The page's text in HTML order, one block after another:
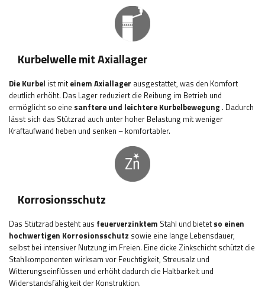
Kurbelwelle mit Axiallager
Die Kurbel ist miteinem Axiallager ausgestattet, was den Komfort
deutlich erhöht. Das Lager reduziert die Reibung im Betrieb und
ermöglicht so eine sanftere und leichtere Kurbelbewegung . Dadurch
lässt sich das Stützrad auch unter hoher Belastung mit weniger
Kraftaufwand heben und senken – komfortabler.
Korrosionsschutz
Das Stützrad besteht aus feuerverzinktem Stahl und bietetso einen
hochwertigen Korrosionsschutz sowie eine lange Lebensdauer,
selbst bei intensiver Nutzung im Freien. Eine dicke Zinkschicht schützt die
Stahlkomponenten wirksam vor Feuchtigkeit, Streusalz und
Witterungseinflüssen und erhöht dadurch die Haltbarkeit und
Widerstandsfähigkeit der Konstruktion.